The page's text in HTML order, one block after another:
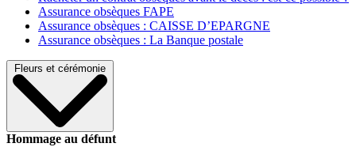
Assurance obsèques FAPE
Assurance obsèques : CAISSE D’EPARGNE
Assurance obsèques : La Banque postale
Fleurs et cérémonie
Hommage au défunt